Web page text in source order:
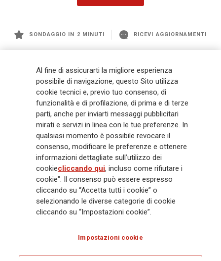
SONDAGGIO IN 2 MINUTI RICEVI AGGIORNAMENTI
management a livello globale, con premi complessivi pari a € 98,1
miliardi e € 900 miliardi di AUM nel 2025. Fondato nel 1831, con oltre 88
mila dipendenti e 163 mila agenti che servono 75 milioni di clienti, il
Gruppo ha una posizione di leadership in Europa e una presenza
crescente in Asia e America. Al centro della strategia di Generali c'è il suo
impegno Lifetime Partner verso i clienti, realizzato attraverso soluzioni
innovative e personalizzate, un'esperienza cliente di prima classe e le sue
capacità di distribuzione globale digitalizzata. Il Gruppo ha
completamente integrato la sostenibilità in tutte le scelte strategiche, con
l'obiettivo di creare valore per tutti gli stakeholder mentre costruisce una
società più equa e resiliente.
Legal Info Cookie Policy Privacy & GDPR
Al fine di assicurarti la migliore esperienza
possibile di navigazione, questo Sito utilizza
cookie tecnici e, previo tuo consenso, di
funzionalità e di profilazione, di prima e di terze
parti, anche per inviarti messaggi pubblicitari
mirati e servizi in linea con le tue preferenze. In
qualsiasi momento è possibile revocare il
consenso, modificare le preferenze e ottenere
informazioni dettagliate sull’utilizzo dei
cookiecliccando qui, incluso come rifiutare i
cookie". Il consenso può essere espresso
cliccando su “Accetta tutti i cookie” o
selezionando le diverse categorie di cookie
cliccando su “Impostazioni cookie”.
Impostazioni cookie